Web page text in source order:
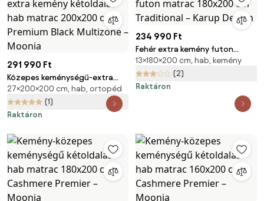
291 990 Ft
Közepes keménységű-extra
kemény kétoldalas hab matrac
200x200 cm Premium Black
Multizone – Moonia
27×200×200 cm, hab, ortopéd
(1)
Raktáron
234 990 Ft
Fehér extra kemény futon
matrac 180x200 cm Traditional
– Karup Design
13×180×200 cm, hab, kemény
(2)
Raktáron